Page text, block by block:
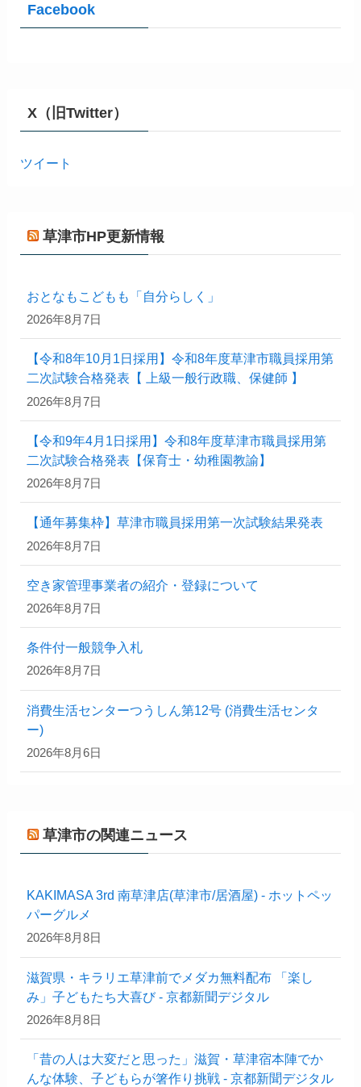
Facebook
X（旧Twitter）
ツイート
草津市HP更新情報
おとなもこどもも「自分らしく」
2026年8月7日
【令和8年10月1日採用】令和8年度草津市職員採用第
二次試験合格発表【 上級一般行政職、保健師 】
2026年8月7日
【令和9年4月1日採用】令和8年度草津市職員採用第
二次試験合格発表【保育士・幼稚園教諭】
2026年8月7日
【通年募集枠】草津市職員採用第一次試験結果発表
2026年8月7日
空き家管理事業者の紹介・登録について
2026年8月7日
条件付一般競争入札
2026年8月7日
消費生活センターつうしん第12号 (消費生活センタ
ー)
2026年8月6日
草津市の関連ニュース
KAKIMASA 3rd 南草津店(草津市/居酒屋) - ホットペッ
パーグルメ
2026年8月8日
滋賀県・キラリエ草津前でメダカ無料配布 「楽し
み」子どもたち大喜び - 京都新聞デジタル
2026年8月8日
「昔の人は大変だと思った」滋賀・草津宿本陣でか
んな体験、子どもらが箸作り挑戦 - 京都新聞デジタル